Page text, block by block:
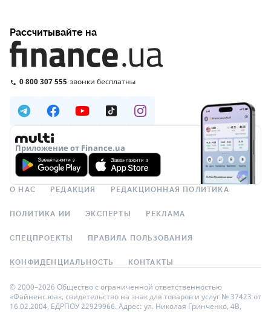
Рассчитывайте на
0 800 307 555 звонки бесплатны
Приложение от Finance.ua
О НАС РЕДАКЦИЯ РЕДАКЦИОННАЯ ПОЛИТИКА
ПОЛИТИКА ИИ ЭКСПЕРТЫ РЕКЛАМА
СПЕЦПРОЕКТЫ ПРАВИЛА ПОЛЬЗОВАНИЯ
КОНФИДЕНЦИАЛЬНОСТЬ КОНТАКТЫ
© 2000–2026 Общество с ограниченной ответственностью
«Файненс.юа», свидетельство на знак для товаров и услуг № 37423 от
16.02.2004, ЕДРПОУ 22929966. Адрес: ул. Николая Гринченко, 4В,